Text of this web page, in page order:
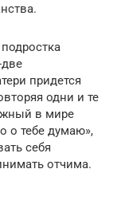
две
придется
одни и те
в мире
о тебе думаю»,
себя
отчима.